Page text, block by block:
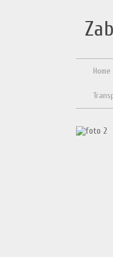
Home